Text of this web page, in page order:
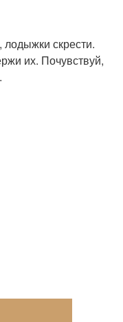
лодыжки скрести.
их. Почувствуй,